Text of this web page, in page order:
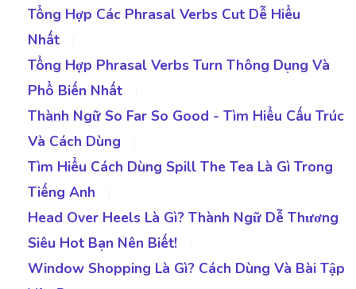
Tổng Hợp Các Phrasal Verbs Cut Dễ Hiểu
Nhất
Tổng Hợp Phrasal Verbs Turn Thông Dụng Và
Phổ Biến Nhất
Thành Ngữ So Far So Good - Tìm Hiểu Cấu Trúc
Và Cách Dùng
Tìm Hiểu Cách Dùng Spill The Tea Là Gì Trong
Tiếng Anh
Head Over Heels Là Gì? Thành Ngữ Dễ Thương
Siêu Hot Bạn Nên Biết!
Window Shopping Là Gì? Cách Dùng Và Bài Tập